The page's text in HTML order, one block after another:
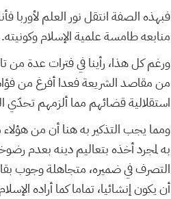
فبهذه الصفة انتقل نور العلم لأوربا
منابعه طامسة علمية الإسلام
ورغم كل هذا، رأينا في فترات عدة من
من مقاصد الشريعة فعدا أفرغ من
استقلالية قضائهم مما ألزمهم تحدّي
ومما يجب التذكير به هنا أن من
به لمجرد أخذه بتعاليم دينه بعدم
التصرف في ضميره، متجاهلة وجوب
أن يكون إنشائيا، تماما كما أراده